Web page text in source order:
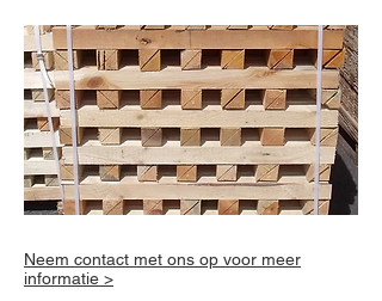
Neem contact met ons op voor meer
informatie >